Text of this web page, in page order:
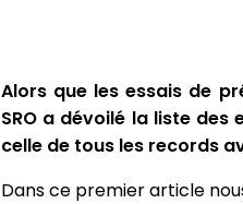
Alors que les essais de
SRO a dévoilé la liste
celle de tous les records
Dans ce premier article